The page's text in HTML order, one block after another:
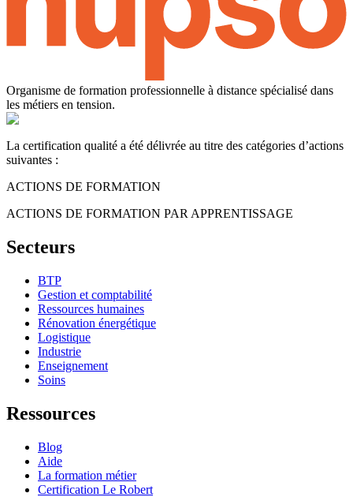
Organisme de formation professionnelle à distance spécialisé dans
les métiers en tension.
La certification qualité a été délivrée au titre des catégories d’actions
suivantes :
ACTIONS DE FORMATION
ACTIONS DE FORMATION PAR APPRENTISSAGE
Secteurs
BTP
Gestion et comptabilité
Ressources humaines
Rénovation énergétique
Logistique
Industrie
Enseignement
Soins
Ressources
Blog
Aide
La formation métier
Certification Le Robert